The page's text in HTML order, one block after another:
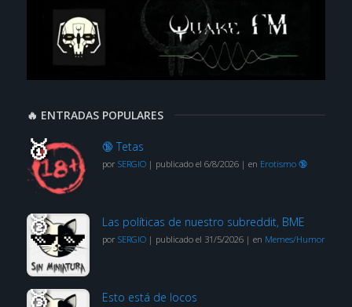
🔥 ENTRADAS POPULARES
🔞 Tetas
por SERGIO| publicado el 6/8/2026| en Erotismo 🔞
Las políticas de nuestro subreddit, BME
por SERGIO| publicado el 31/5/2026| en Memes/Humor
Esto está de locos